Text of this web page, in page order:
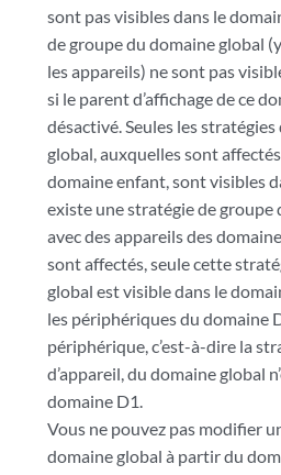
sont pas visibles dans le
de groupe du domaine global
les appareils) ne sont pas
si le parent d’affichage de ce
désactivé. Seules les
global, auxquelles sont
domaine enfant, sont visibles
existe une stratégie de groupe
avec des appareils des
sont affectés, seule cette
global est visible dans le
les périphériques du domaine
périphérique, c’est-à-dire la
d’appareil, du domaine global
domaine D1.
Vous ne pouvez pas modifier
domaine global à partir du